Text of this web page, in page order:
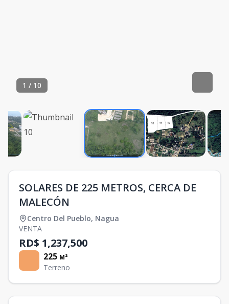
1 / 10
SOLARES DE 225 METROS, CERCA DE
MALECÓN
Centro Del Pueblo, Nagua
VENTA
RD$ 1,237,500
225 M²
Terreno